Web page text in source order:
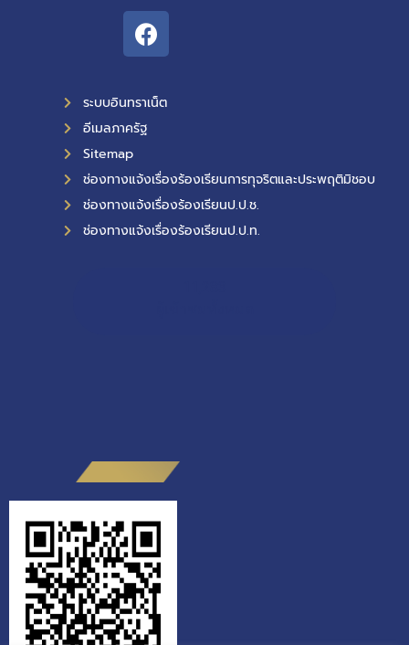
ระบบอินทราเน็ต
อีเมลภาครัฐ
Sitemap
ช่องทางแจ้งเรื่องร้องเรียนการทุจริตและประพฤติมิชอบ
ช่องทางแจ้งเรื่องร้องเรียนป.ป.ช.
ช่องทางแจ้งเรื่องร้องเรียนป.ป.ท.